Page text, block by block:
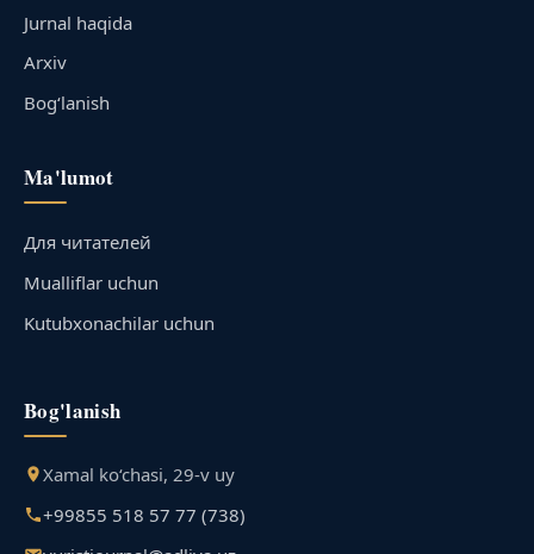
Jurnal haqida
Arxiv
Bog‘lanish
Ma'lumot
Для читателей
Mualliflar uchun
Kutubxonachilar uchun
Bog'lanish
Xamal ko‘chasi, 29-v uy
+99855 518 57 77 (738)